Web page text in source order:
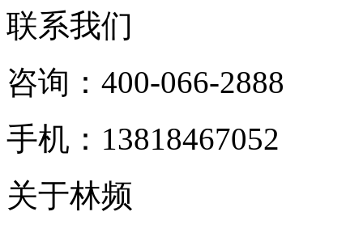
联系我们
咨询：400-066-2888
手机：13818467052
关于林频